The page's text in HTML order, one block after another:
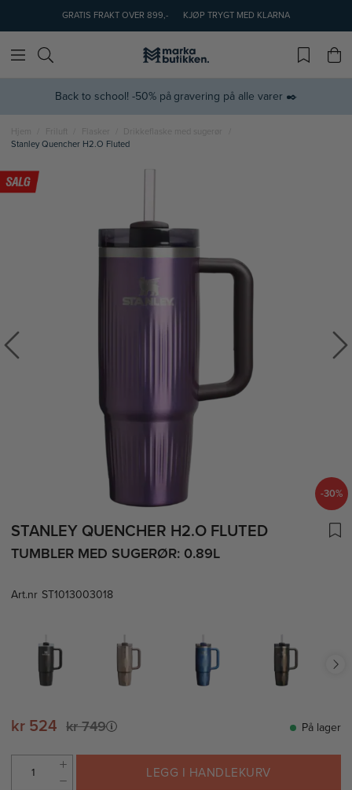
GRATIS FRAKT OVER 899,- KJØP TRYGT MED KLARNA
Back to school! -50% på gravering på alle varer ✒️
Hjem Friluft Flasker
Drikkeflaske med sugerør
Stanley Quencher H2.O Fluted
-30%
STANLEY QUENCHER H2.O FLUTED
TUMBLER MED SUGERØR: 0.89L
Art.nr ST1013003018
kr 524 kr 749 På lager
LEGG I HANDLEKURV